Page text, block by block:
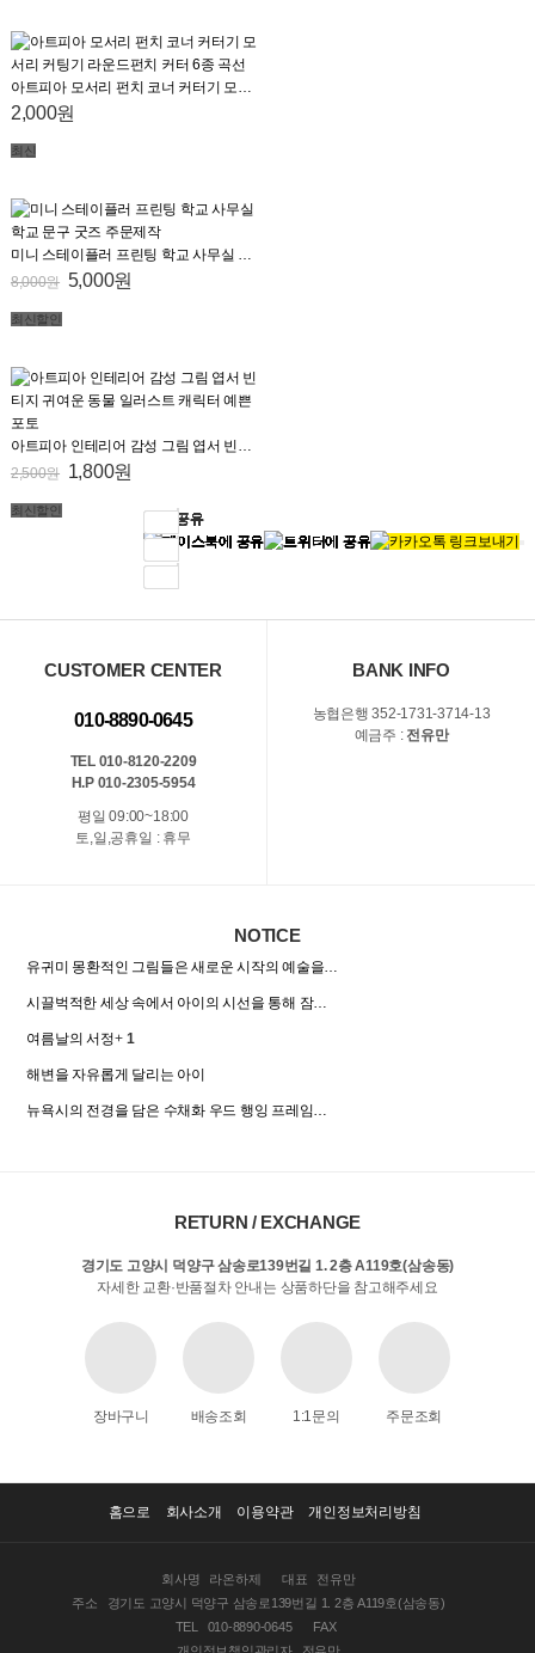
SNS 공유
SNS 공유
SNS 공유
SNS 공유
SNS 공유
SNS 공유
SNS 공유
SNS 공유
SNS 공유
SNS 공유
SNS 공유
아트피아 모서리 펀치 코너 커터기 모서리 커팅기 라운드펀치 커터 6종 곡선
2,000원
최신
SNS 공유
미니 스테이플러 프린팅 학교 사무실 학교 문구 굿즈 주문제작
8,000원 5,000원
최신 할인
SNS 공유
아트피아 인테리어 감성 그림 엽서 빈티지 귀여운 동물 일러스트 캐릭터 예쁜 포토
2,500원 1,800원
최신 할인
CUSTOMER CENTER
010-8890-0645
TEL 010-8120-2209
H.P 010-2305-5954
평일 09:00~18:00
토,일,공휴일 : 휴무
BANK INFO
농협은행 352-1731-3714-13
예금주 : 전유만
NOTICE
유귀미 몽환적인 그림들은 새로운 시작의 예술을…
시끌벅적한 세상 속에서 아이의 시선을 통해 잠…
여름날의 서정+ 1
해변을 자유롭게 달리는 아이
뉴욕시의 전경을 담은 수채화 우드 행잉 프레임…
RETURN / EXCHANGE
경기도 고양시 덕양구 삼송로139번길 1. 2층 A119호(삼송동)
자세한 교환·반품절차 안내는 상품하단을 참고해주세요
장바구니 배송조회 1:1문의 주문조회
홈으로 회사소개 이용약관 개인정보처리방침
회사명 라온하제 대표
전유만
주소
경기도 고양시 덕양구 삼송로139번길 1. 2층 A119호(삼송동)
TEL
010-8890-0645
FAX